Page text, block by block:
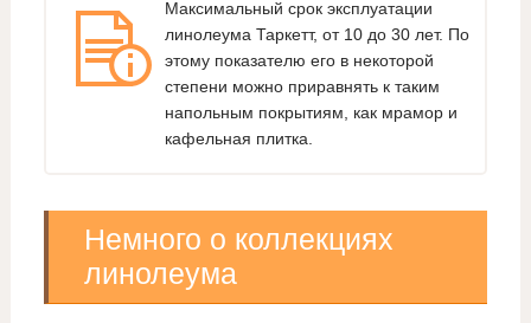
Максимальный срок эксплуатации
линолеума Таркетт, от 10 до 30 лет. По
этому показателю его в некоторой
степени можно приравнять к таким
напольным покрытиям, как мрамор и
кафельная плитка.
Немного о коллекциях
линолеума